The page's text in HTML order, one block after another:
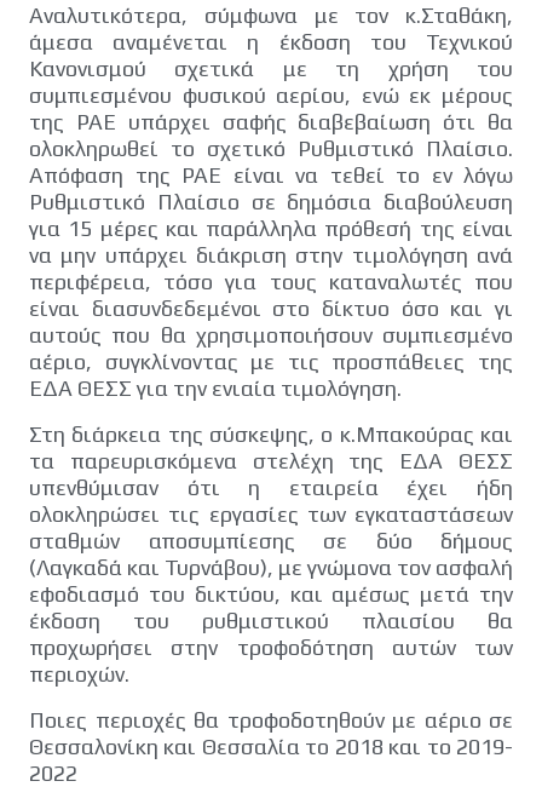
Αναλυτικότερα, σύμφωνα με τον κ.Σταθάκη,
άμεσα αναμένεται η έκδοση του Τεχνικού
Κανονισμού σχετικά με τη χρήση του
συμπιεσμένου φυσικού αερίου, ενώ εκ μέρους
της ΡΑΕ υπάρχει σαφής διαβεβαίωση ότι θα
ολοκληρωθεί το σχετικό Ρυθμιστικό Πλαίσιο.
Απόφαση της ΡΑΕ είναι να τεθεί το εν λόγω
Ρυθμιστικό Πλαίσιο σε δημόσια διαβούλευση
για 15 μέρες και παράλληλα πρόθεσή της είναι
να μην υπάρχει διάκριση στην τιμολόγηση ανά
περιφέρεια, τόσο για τους καταναλωτές που
είναι διασυνδεδεμένοι στο δίκτυο όσο και γι
αυτούς που θα χρησιμοποιήσουν συμπιεσμένο
αέριο, συγκλίνοντας με τις προσπάθειες της
ΕΔΑ ΘΕΣΣ για την ενιαία τιμολόγηση.
Στη διάρκεια της σύσκεψης, ο κ.Μπακούρας και
τα παρευρισκόμενα στελέχη της ΕΔΑ ΘΕΣΣ
υπενθύμισαν ότι η εταιρεία έχει ήδη
ολοκληρώσει τις εργασίες των εγκαταστάσεων
σταθμών αποσυμπίεσης σε δύο δήμους
(Λαγκαδά και Τυρνάβου), με γνώμονα τον ασφαλή
εφοδιασμό του δικτύου, και αμέσως μετά την
έκδοση του ρυθμιστικού πλαισίου θα
προχωρήσει στην τροφοδότηση αυτών των
περιοχών.
Ποιες περιοχές θα τροφοδοτηθούν με αέριο σε
Θεσσαλονίκη και Θεσσαλία το 2018 και το 2019-
2022